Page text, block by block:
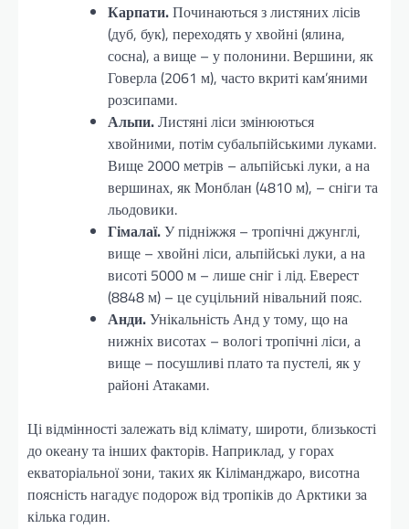
Карпати.Починаються з листяних лісів
(дуб, бук), переходять у хвойні (ялина,
сосна), а вище – у полонини. Вершини, як
Говерла (2061 м), часто вкриті кам’яними
розсипами.
Альпи.Листяні ліси змінюються
хвойними, потім субальпійськими луками.
Вище 2000 метрів – альпійські луки, а на
вершинах, як Монблан (4810 м), – сніги та
льодовики.
Гімалаї.У підніжжя – тропічні джунглі,
вище – хвойні ліси, альпійські луки, а на
висоті 5000 м – лише сніг і лід. Еверест
(8848 м) – це суцільний нівальний пояс.
Анди.Унікальність Анд у тому, що на
нижніх висотах – вологі тропічні ліси, а
вище – посушливі плато та пустелі, як у
районі Атаками.
Ці відмінності залежать від клімату, широти, близькості
до океану та інших факторів. Наприклад, у горах
екваторіальної зони, таких як Кіліманджаро, висотна
поясність нагадує подорож від тропіків до Арктики за
кілька годин.